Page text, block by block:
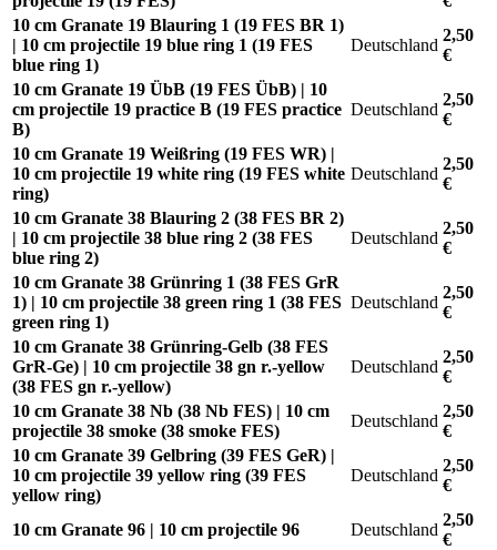
10 cm Granate 19 Blauring 1 (19 FES BR 1)
| 10 cm projectile 19 blue ring 1 (19 FES
blue ring 1)
Deutschland
2,50
€
10 cm Granate 19 ÜbB (19 FES ÜbB) | 10
cm projectile 19 practice B (19 FES practice
B)
Deutschland
2,50
€
10 cm Granate 19 Weißring (19 FES WR) |
10 cm projectile 19 white ring (19 FES white
ring)
Deutschland
2,50
€
10 cm Granate 38 Blauring 2 (38 FES BR 2)
| 10 cm projectile 38 blue ring 2 (38 FES
blue ring 2)
Deutschland
2,50
€
10 cm Granate 38 Grünring 1 (38 FES GrR
1) | 10 cm projectile 38 green ring 1 (38 FES
green ring 1)
Deutschland
2,50
€
10 cm Granate 38 Grünring-Gelb (38 FES
GrR-Ge) | 10 cm projectile 38 gn r.-yellow
(38 FES gn r.-yellow)
Deutschland
2,50
€
10 cm Granate 38 Nb (38 Nb FES) | 10 cm
projectile 38 smoke (38 smoke FES)
Deutschland
2,50
€
10 cm Granate 39 Gelbring (39 FES GeR) |
10 cm projectile 39 yellow ring (39 FES
yellow ring)
Deutschland
2,50
€
10 cm Granate 96 | 10 cm projectile 96 Deutschland
2,50
€